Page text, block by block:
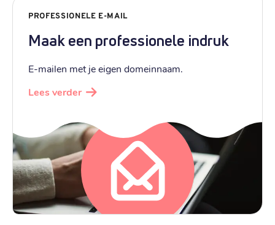
PROFESSIONELE E-MAIL
Maak een professionele indruk
E-mailen met je eigen domeinnaam.
Lees verder